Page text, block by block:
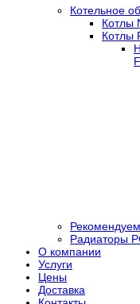
Котельное
Котлы
Котлы
Радиаторы
О компании
Услуги
Цены
Доставка